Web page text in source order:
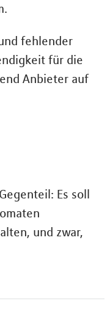
fehlender
für die
Anbieter auf
Es soll
und zwar,